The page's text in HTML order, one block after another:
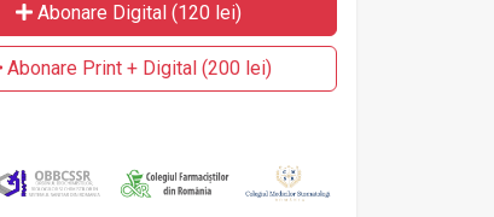
Abonare Digital (120 lei)
Abonare Print + Digital (200 lei)